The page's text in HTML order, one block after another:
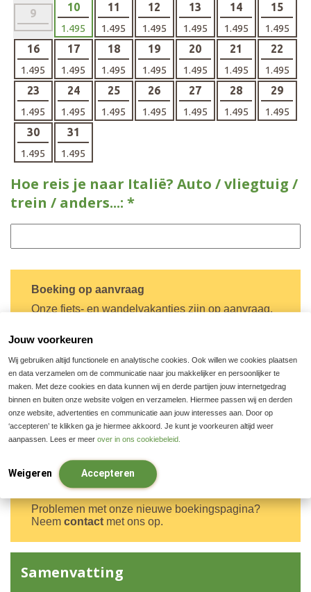
Jouw voorkeuren
Wij gebruiken altijd functionele en analytische cookies. Ook willen we cookies plaatsen
en data verzamelen om de communicatie naar jou makkelijker en persoonlijker te
maken. Met deze cookies en data kunnen wij en derde partijen jouw internetgedrag
binnen en buiten onze website volgen en verzamelen. Hiermee passen wij en derden
onze website, advertenties en communicatie aan jouw interesses aan. Door op
‘accepteren’ te klikken ga je hiermee akkoord. Je kunt je voorkeuren altijd weer
aanpassen. Lees er meer over in ons cookiebeleid.
Weigeren Accepteren
9 10
1.495
11
1.495
12
1.495
13
1.495
14
1.495
15
1.495
16
1.495
17
1.495
18
1.495
19
1.495
20
1.495
21
1.495
22
1.495
23
1.495
24
1.495
25
1.495
26
1.495
27
1.495
28
1.495
29
1.495
30
1.495
31
1.495
Hoe reis je naar Italië? Auto / vliegtuig /
trein / anders...: *
Boeking op aanvraag
Onze fiets- en wandelvakanties zijn op aanvraag.
of deze reis met de gewenste aankomstdatum
beschikbaar is.
Zodra wij de boekingsaanvraag hebben
ontvangen gaan wij direct voor je aan de slag. Zijn
alle onderdelen van de reis
(overnachtingsadres(sen), huurfietsen, transfers
en bagagetransporten) beschikbaar dan ontvang
je de boekingsbevestiging/factuur binnen 10
Is de reis niet beschikbaar dan nemen wij zo snel
mogelijk contact met je op.
Problemen met onze nieuwe boekingspagina?
Neem contact met ons op.
Samenvatting